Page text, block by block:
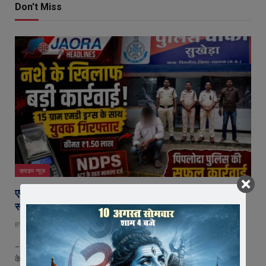
Don't Miss
क्राइम न्यूज़
एमडी ड्रग्स पर बड़ी कार्रवाई : पिपलोदा पुलिस ने 15 ग्राम एमडी के
साथ युवक को दबोचा
BY AUGUST 7, 2026
– बैलारा फंटा पर घेराबंदी कर पुलिस ने आरोपी को किया गिरफ्तार, एनडीपीएस एक्ट
के…